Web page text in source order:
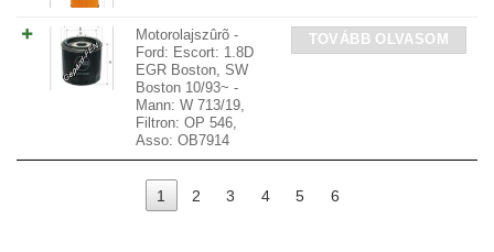
Motorolajszûrõ -
Ford: Escort: 1.8D
EGR Boston, SW
Boston 10/93~ -
Mann: W 713/19,
Filtron: OP 546,
Asso: OB7914
TOVÁBB OLVASOM
1 2 3 4 5 6